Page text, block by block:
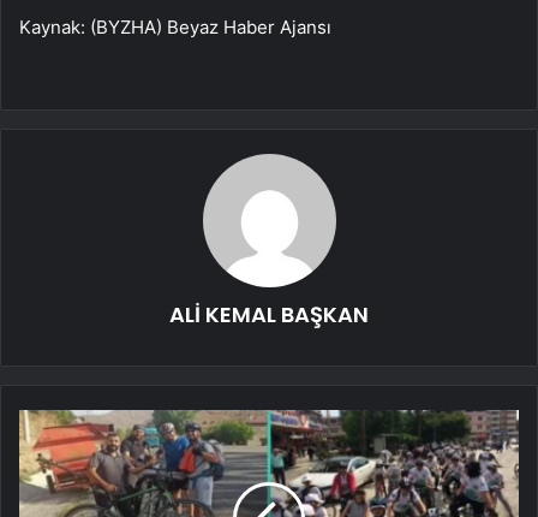
Kaynak: (BYZHA) Beyaz Haber Ajansı
ALİ KEMAL BAŞKAN